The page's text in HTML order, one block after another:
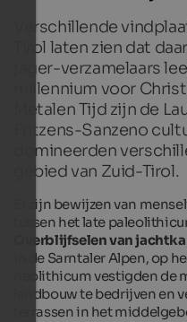
Verschillende
Tirol laten zien dat
jager-verzamelaars
millennium voor
Metalen Tijd zijn de
Fritzens-Sanzeno
domineerden
gebied van Zuid-Tirol.
Er zijn bewijzen van
tussen het late
Overblijfselen van
in de Sarntaler Alpen, op
neolithicum vestigden de
landbouw te bedrijven en
terrassen in het